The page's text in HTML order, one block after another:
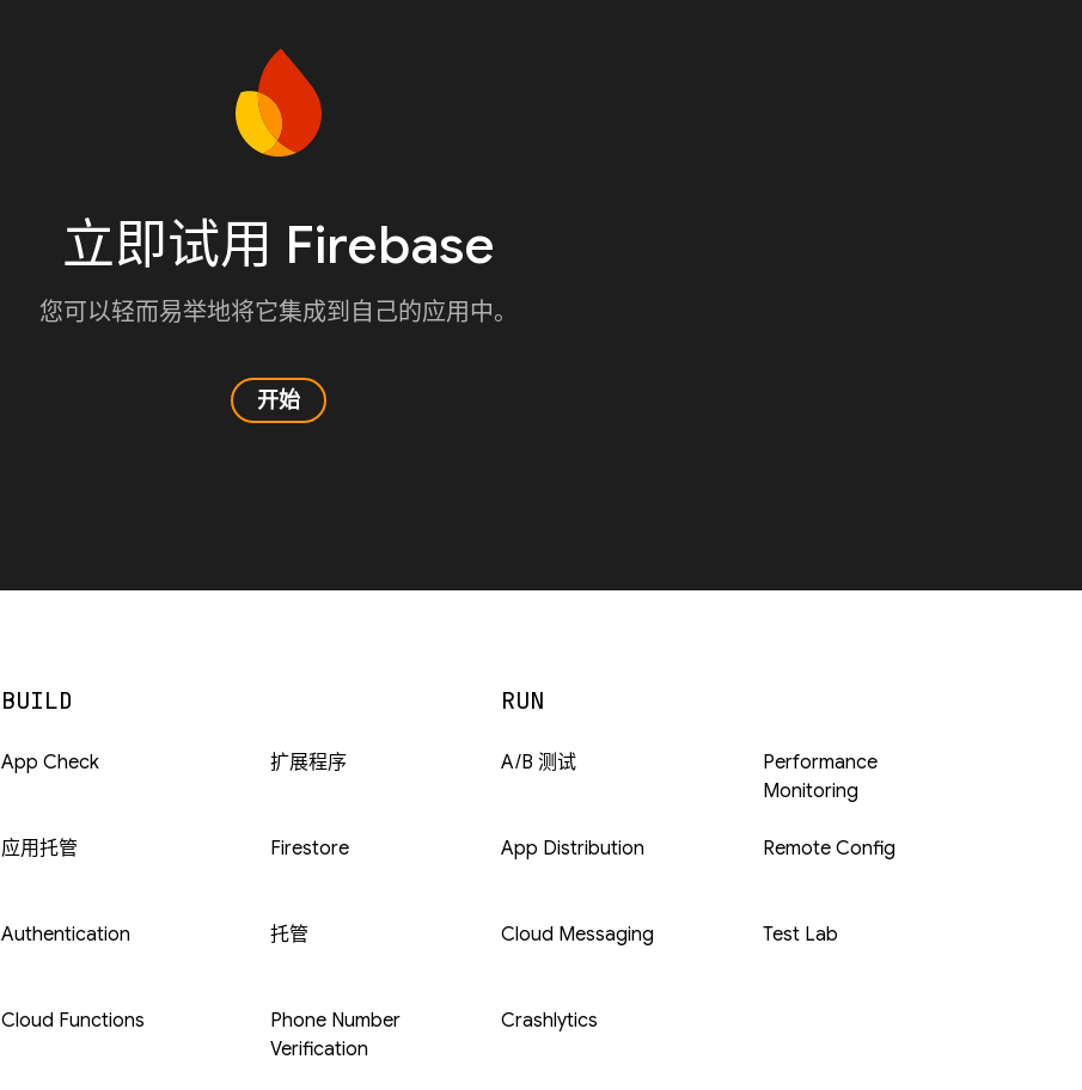
立即试用 Firebase
您可以轻而易举地将它集成到自己的应用中。
开始
BUILD
App Check
应用托管
Authentication
Cloud Functions
扩展程序
Firestore
托管
Phone Number
Verification
RUN
A/B 测试
App Distribution
Cloud Messaging
Crashlytics
Performance
Monitoring
Remote Config
Test Lab